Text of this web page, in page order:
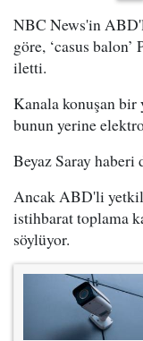
NBC News'in
göre, ‘casus
iletti.
Kanala konuşan
bunun yerine
Beyaz Saray haberi
Ancak ABD'li
istihbarat toplama
söylüyor.